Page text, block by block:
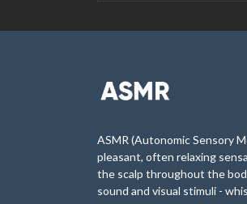
ASMR (Autonomic Sensory
pleasant, often relaxing
the scalp throughout the
sound and visual stimuli -